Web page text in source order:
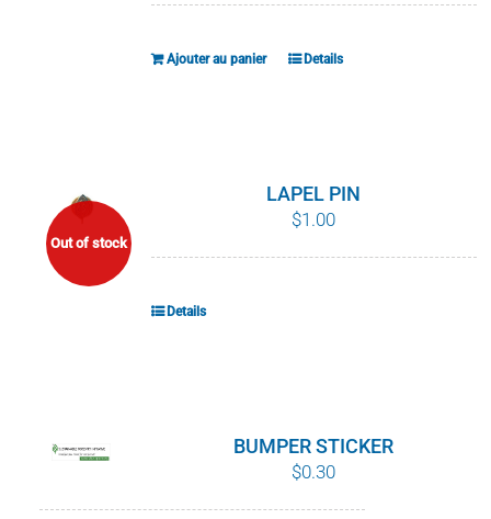
Ajouter au panier Details
Out of stock
LAPEL PIN
$1.00
Details
BUMPER STICKER
$0.30